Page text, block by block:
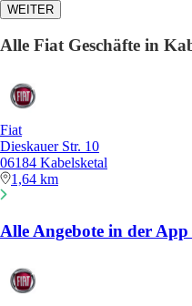
WEITER
Alle Fiat Geschäfte in
Fiat
Dieskauer Str. 10
06184 Kabelsketal
1,64 km
Alle Angebote in der App